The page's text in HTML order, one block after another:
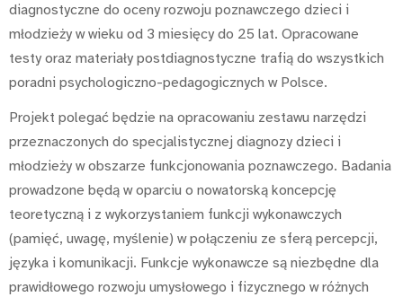
diagnostyczne do oceny rozwoju poznawczego dzieci i
młodzieży w wieku od 3 miesięcy do 25 lat. Opracowane
testy oraz materiały postdiagnostyczne trafią do wszystkich
poradni psychologiczno-pedagogicznych w Polsce.
Projekt polegać będzie na opracowaniu zestawu narzędzi
przeznaczonych do specjalistycznej diagnozy dzieci i
młodzieży w obszarze funkcjonowania poznawczego. Badania
prowadzone będą w oparciu o nowatorską koncepcję
teoretyczną i z wykorzystaniem funkcji wykonawczych
(pamięć, uwagę, myślenie) w połączeniu ze sferą percepcji,
języka i komunikacji. Funkcje wykonawcze są niezbędne dla
prawidłowego rozwoju umysłowego i fizycznego w różnych